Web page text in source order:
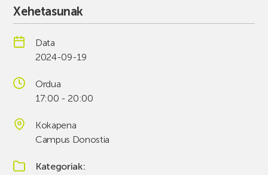
Xehetasunak
Data
2024-09-19
Ordua
17:00 - 20:00
Kokapena
Campus Donostia
Kategoriak